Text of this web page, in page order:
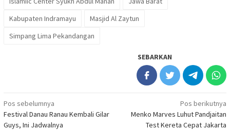
Kabupaten Indramayu
Masjid Al Zaytun
Simpang Lima Pekandangan
SEBARKAN
Navigasi
pos
Pos sebelumnya
Festival Danau Ranau Kembali Gilar
Guys, Ini Jadwalnya
Pos berikutnya
Menko Marves Luhut Pandjaitan
Test Kereta Cepat Jakarta